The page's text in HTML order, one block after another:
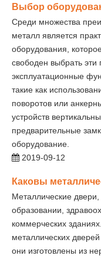
Среди множества
металл является
оборудования,
свободен выбрать
эксплуатационные
такие как
поворотов или
устройств
предварительные
оборудование.
2019-09-12
Каковы
Металлические
образовании,
коммерческих
металлических
они изготовлены из